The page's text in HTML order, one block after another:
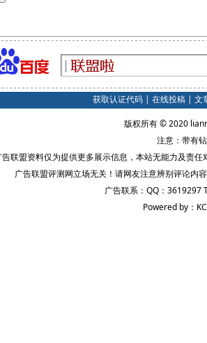
获取认证代码| 在线投稿| 文
版权所有 © 2020
注意：带有
联盟资料仅为提供更多展示信息，本站无能力及责
广告联盟评测网立场无关！请网友注意辨别评论内
广告联系：QQ：3619297
Powered by：